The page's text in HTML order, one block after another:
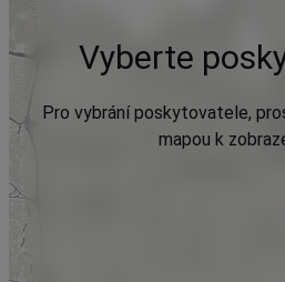
Vyberte
Pro vybrání poskytovatele,
mapou k